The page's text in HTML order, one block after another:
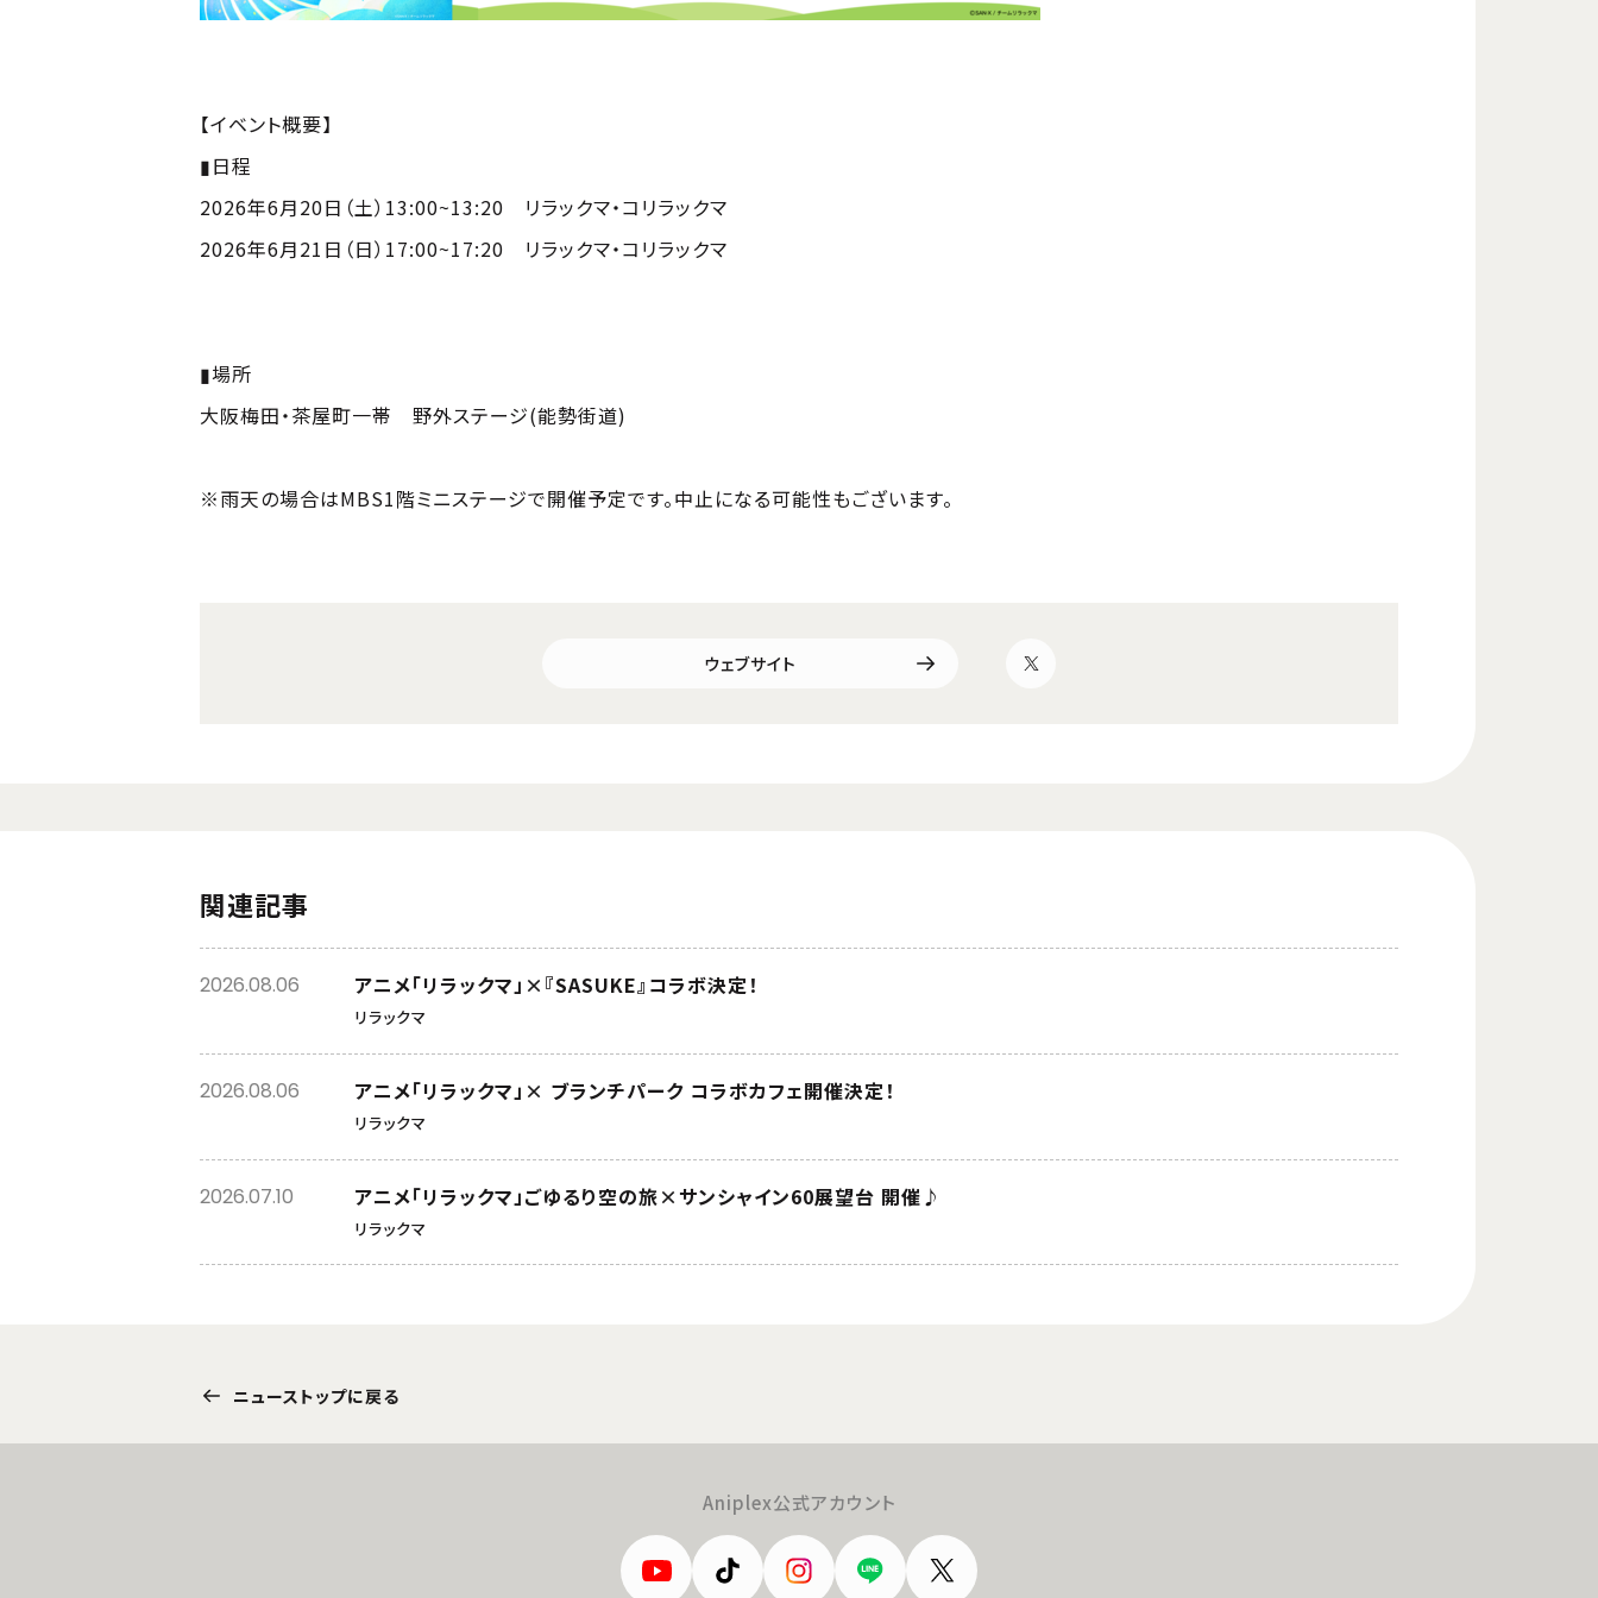
【イベント概要】
▮日程
2026年6月20日（土）13:00~13:20 リラックマ・コリラックマ
2026年6月21日（日）17:00~17:20 リラックマ・コリラックマ
▮場所
大阪梅田・茶屋町一帯 野外ステージ(能勢街道)
※雨天の場合はMBS1階ミニステージで開催予定です。中止になる可能性もございます。
ウェブサイト
関連記事
アニメ「リラックマ」×『SASUKE』コラボ決定！
リラックマ
2026.08.06
アニメ「リラックマ」× ブランチパーク コラボカフェ開催決定！
リラックマ
2026.08.06
アニメ「リラックマ」ごゆるり空の旅×サンシャイン60展望台 開催♪
リラックマ
2026.07.10
ニューストップに戻る
Aniplex公式アカウント